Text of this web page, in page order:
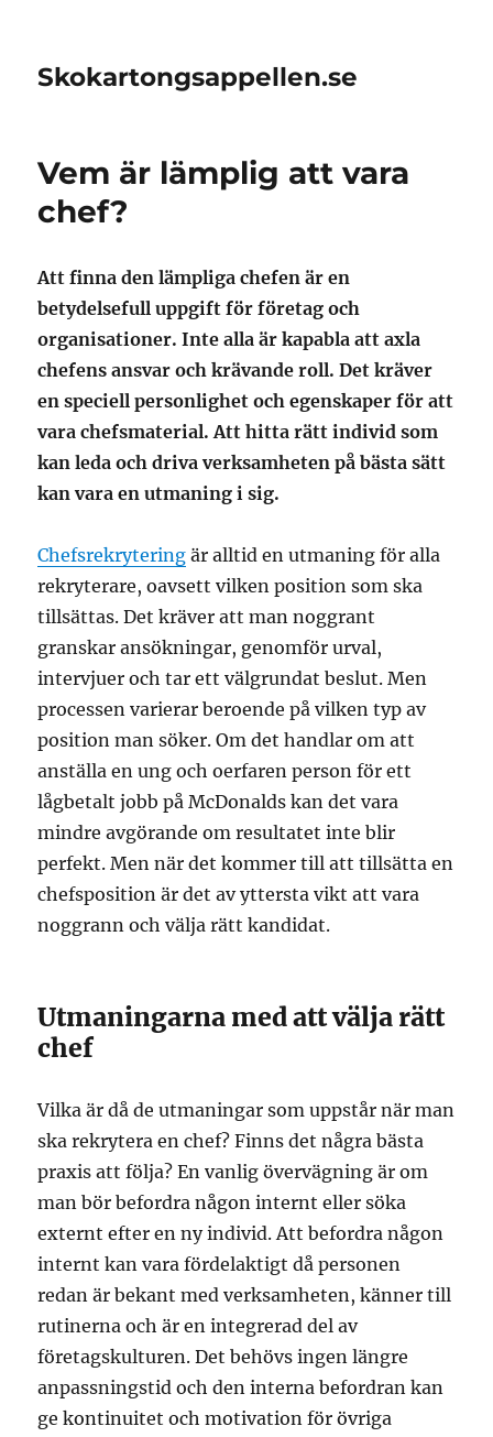
Skokartongsappellen.se
Vem är lämplig att vara
chef?
Att finna den lämpliga chefen är en
betydelsefull uppgift för företag och
organisationer. Inte alla är kapabla att axla
chefens ansvar och krävande roll. Det kräver
en speciell personlighet och egenskaper för att
vara chefsmaterial. Att hitta rätt individ som
kan leda och driva verksamheten på bästa sätt
kan vara en utmaning i sig.
Chefsrekrytering är alltid en utmaning för alla
rekryterare, oavsett vilken position som ska
tillsättas. Det kräver att man noggrant
granskar ansökningar, genomför urval,
intervjuer och tar ett välgrundat beslut. Men
processen varierar beroende på vilken typ av
position man söker. Om det handlar om att
anställa en ung och oerfaren person för ett
lågbetalt jobb på McDonalds kan det vara
mindre avgörande om resultatet inte blir
perfekt. Men när det kommer till att tillsätta en
chefsposition är det av yttersta vikt att vara
noggrann och välja rätt kandidat.
Utmaningarna med att välja rätt
chef
Vilka är då de utmaningar som uppstår när man
ska rekrytera en chef? Finns det några bästa
praxis att följa? En vanlig övervägning är om
man bör befordra någon internt eller söka
externt efter en ny individ. Att befordra någon
internt kan vara fördelaktigt då personen
redan är bekant med verksamheten, känner till
rutinerna och är en integrerad del av
företagskulturen. Det behövs ingen längre
anpassningstid och den interna befordran kan
ge kontinuitet och motivation för övriga